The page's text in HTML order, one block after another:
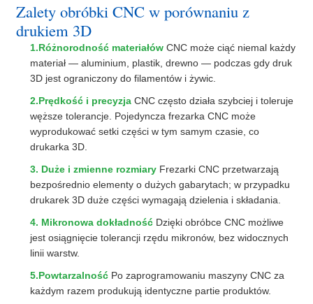
Zalety obróbki CNC w porównaniu z
drukiem 3D
1.Różnorodność materiałówCNC może ciąć niemal każdy
materiał — aluminium, plastik, drewno — podczas gdy druk
3D jest ograniczony do filamentów i żywic.
2.Prędkość i precyzjaCNC często działa szybciej i toleruje
węższe tolerancje. Pojedyncza frezarka CNC może
wyprodukować setki części w tym samym czasie, co
drukarka 3D.
3. Duże i zmienne rozmiaryFrezarki CNC przetwarzają
bezpośrednio elementy o dużych gabarytach; w przypadku
drukarek 3D duże części wymagają dzielenia i składania.
4. Mikronowa dokładnośćDzięki obróbce CNC możliwe
jest osiągnięcie tolerancji rzędu mikronów, bez widocznych
linii warstw.
5.Powtarzalność Po zaprogramowaniu maszyny CNC za
każdym razem produkują identyczne partie produktów.